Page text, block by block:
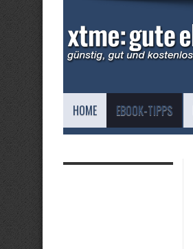
HOME EBOOK-TIPPS